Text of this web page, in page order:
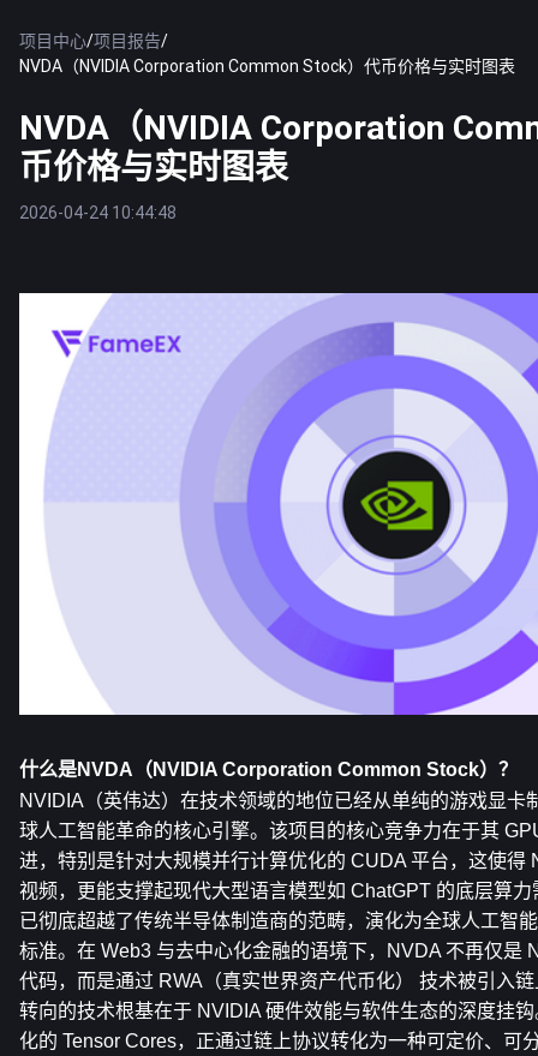
项目中心/项目报告/
NVDA（NVIDIA Corporation Common Stock）代币价格与实时图表
NVDA（NVIDIA Corporation
币价格与实时图表
2026-04-24 10:44:48
什么是NVDA（NVIDIA Corporation Common Stock）？
NVIDIA（英伟达）在技术领域的地位已经从单纯的游戏显卡
球人工智能革命的核心引擎。该项目的核心竞争力在于其
进，特别是针对大规模并行计算优化的 CUDA 平台，这使得
视频，更能支撑起现代大型语言模型如 ChatGPT 的底层算
已彻底超越了传统半导体制造商的范畴，演化为全球人工智
标准。在 Web3 与去中心化金融的语境下，NVDA 不再仅是
代码，而是通过 RWA（真实世界资产代币化） 技术被引入
转向的技术根基在于 NVIDIA 硬件效能与软件生态的深度挂
化的 Tensor Cores，正通过链上协议转化为一种可定价、可